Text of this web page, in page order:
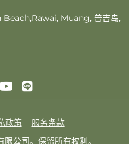
Muang, 普吉岛,
政策
服务条款
公司。保留所有权利。